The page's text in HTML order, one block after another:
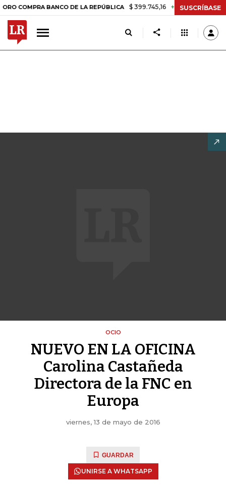
BANCO DE LA REPÚBLICA $ 399.745,16 +$ 2.295,71 +0,58%
SUSCRÍBASE
OCIO
NUEVO EN LA OFICINA
Carolina Castañeda
Directora de la FNC en
Europa
viernes, 13 de mayo de 2016
GUARDAR
UNIRSE A WHATSAPP